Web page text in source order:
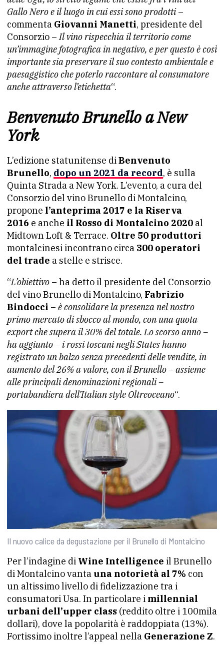
Gallo Nero e il luogo in cui essi sono prodotti–
commenta Giovanni Manetti, presidente del
Consorzio –Il vino rispecchia il territorio come
un’immagine fotografica in negativo, e per questo è così
importante sia preservare il suo contesto ambientale e
paesaggistico che poterlo raccontare al consumatore
anche attraverso l’etichetta“.
Benvenuto Brunello a New
York
L’edizione statunitense diBenvenuto
Brunello, dopo un 2021 da record, è sulla
Quinta Strada a New York. L’evento, a cura del
Consorzio del vino Brunello di Montalcino,
propone l’anteprima 2017 e la Riserva
2016 e anche il Rosso di Montalcino 2020 al
Midtown Loft & Terrace. Oltre 50 produttori
montalcinesi incontrano circa 300 operatori
del trade a stelle e strisce.
“L’obiettivo – ha detto il presidente del Consorzio
del vino Brunello di Montalcino, Fabrizio
Bindocci – è consolidare la presenza nel nostro
primo mercato di sbocco al mondo, con una quota
export che supera il 30% del totale. Lo scorso anno –
ha aggiunto – i rossi toscani negli States hanno
registrato un balzo senza precedenti delle vendite, in
aumento del 26% a valore, con il Brunello – assieme
alle principali denominazioni regionali –
portabandiera dell’Italian style Oltreoceano“.
Il nuovo calice da degustazione per il Brunello di Montalcino
Per l’indagine di Wine Intelligence il Brunello
di Montalcino vanta una notorietà al 7% con
un altissimo livello di fidelizzazione tra i
consumatori Usa. In particolare i millennial
urbani dell’upper class (reddito oltre i 100mila
dollari), dove la popolarità è raddoppiata (13%).
Fortissimo inoltre l’appeal nella Generazione Z.